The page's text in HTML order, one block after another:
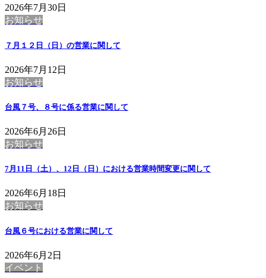
2026年7月30日
お知らせ
７月１２日（日）の営業に関して
2026年7月12日
お知らせ
台風７号、８号に係る営業に関して
2026年6月26日
お知らせ
7月11日（土）、12日（日）における営業時間変更に関して
2026年6月18日
お知らせ
台風６号における営業に関して
2026年6月2日
イベント